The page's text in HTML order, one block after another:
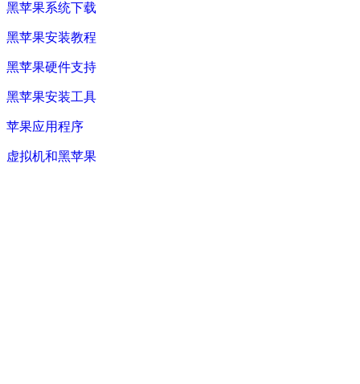
黑苹果系统下载
黑苹果安装教程
黑苹果硬件支持
黑苹果安装工具
苹果应用程序
虚拟机和黑苹果